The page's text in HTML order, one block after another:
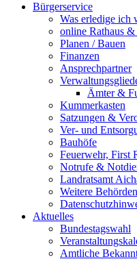
Bürgerservice
Was erledige ich
online Rathaus
Planen / Bauen
Finanzen
Ansprechpartner
Ämter &
Kummerkasten
Satzungen &
Ver- und
Bauhöfe
Feuerwehr, First
Notrufe &
Landratsamt
Weitere Behörden
Aktuelles
Bundestagswahl
Amtliche